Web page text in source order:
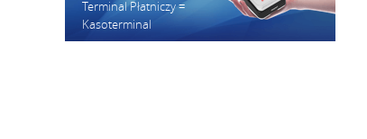
Terminal Płatniczy =
Kasoterminal